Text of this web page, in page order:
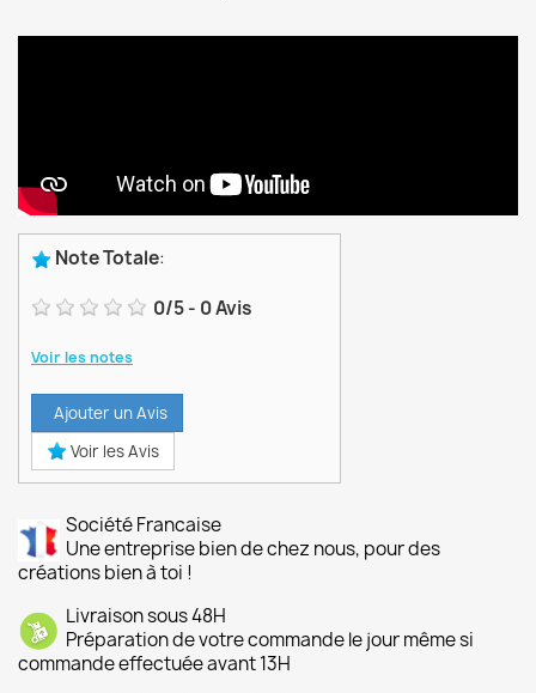
Note Totale:
0/5- 0Avis
Voir les notes
Ajouter un Avis
Voir les Avis
Société Francaise
Une entreprise bien de chez nous, pour des
créations bien à toi !
Livraison sous 48H
Préparation de votre commande le jour même si
commande effectuée avant 13H